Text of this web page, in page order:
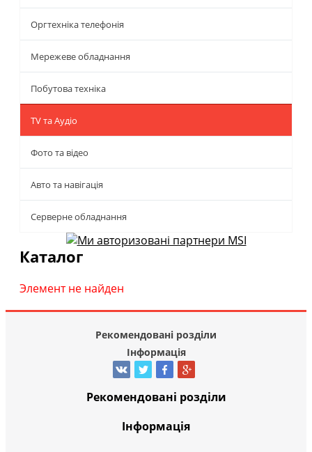
Оргтехніка телефонія
Мережеве обладнання
Побутова техніка
TV та Аудіо
Фото та відео
Авто та навігація
Серверне обладнання
Каталог
Элемент не найден
Рекомендовані розділи
Інформація
Рекомендовані розділи
Інформація